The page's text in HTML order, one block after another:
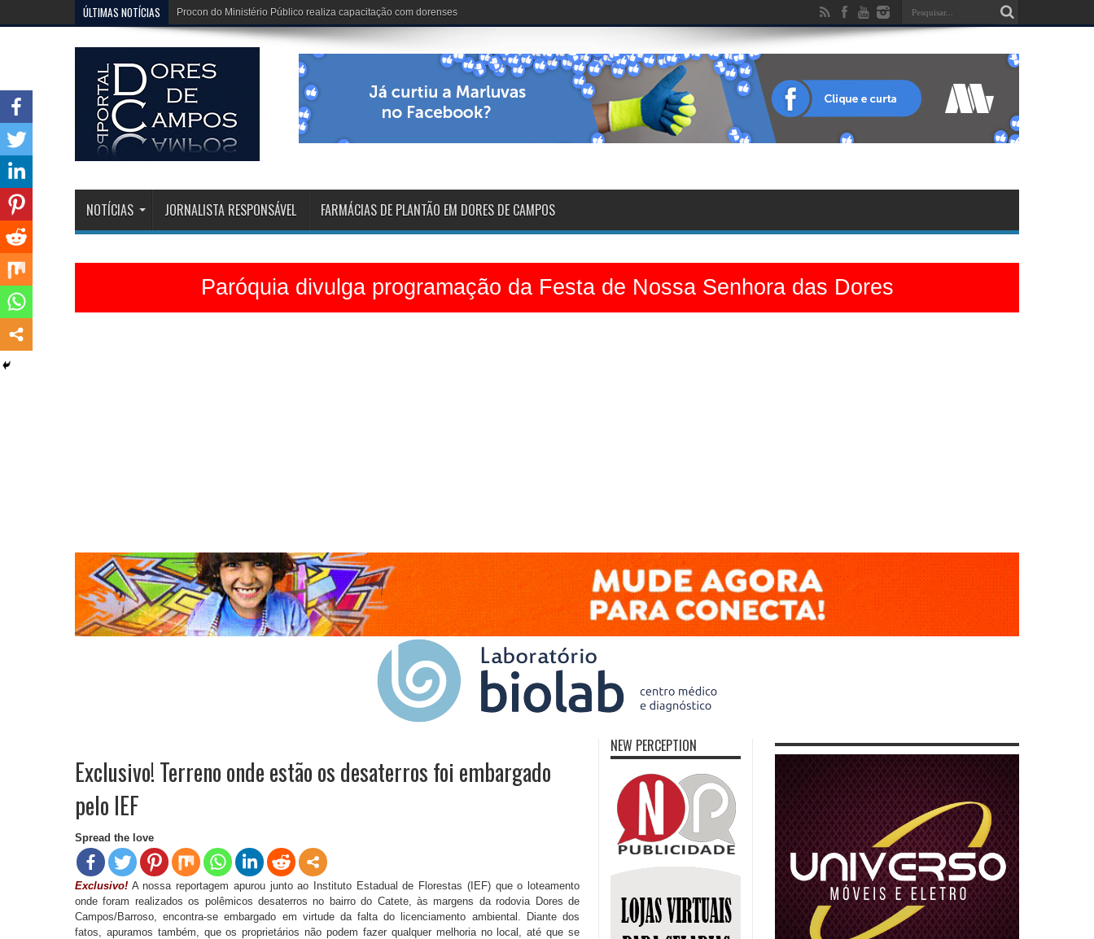
ÚLTIMAS NOTÍCIAS Dona Dirinha celebra uma marca extraordinária: 102 anos de vida
NOTÍCIAS JORNALISTA RESPONSÁVEL FARMÁCIAS DE PLANTÃO EM DORES DE CAMPOS
Paróquia divulga programação da Festa de Nossa Senhora das Dores
Exclusivo! Terreno onde estão os desaterros foi embargado
pelo IEF
Spread the love
Exclusivo! A nossa reportagem apurou junto ao Instituto Estadual de Florestas (IEF) que o loteamento
onde foram realizados os polêmicos desaterros no bairro do Catete, às margens da rodovia Dores de
Campos/Barroso, encontra-se embargado em virtude da falta do licenciamento ambiental. Diante dos
fatos, apuramos também, que os proprietários não podem fazer qualquer melhoria no local, até que se
NEW PERCEPTION